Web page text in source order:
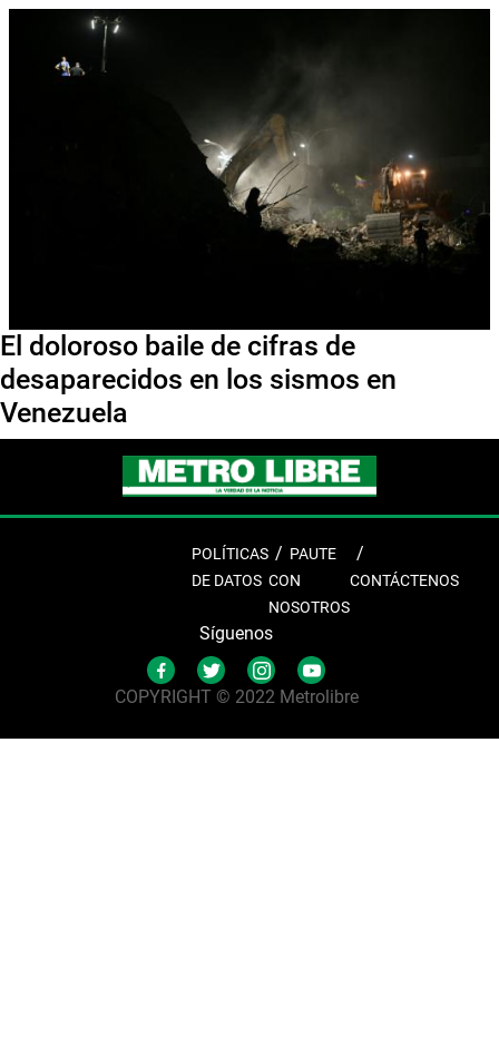
El doloroso baile de cifras de
desaparecidos en los sismos en
Venezuela
POLÍTICAS
DE DATOS
PAUTE
CON
NOSOTROS
CONTÁCTENOS
Síguenos
COPYRIGHT © 2022 Metrolibre